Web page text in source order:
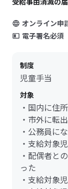
オンライン申
電子署名必須
制度
児童手当
対象
・国内に住
・市外に転
・公務員に
・支給対象
・配偶者と
った
・支給対象